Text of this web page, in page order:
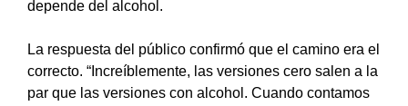
depende del alcohol.
La respuesta del público confirmó que el camino era el
correcto. “Increíblemente, las versiones cero salen a la
par que las versiones con alcohol. Cuando contamos